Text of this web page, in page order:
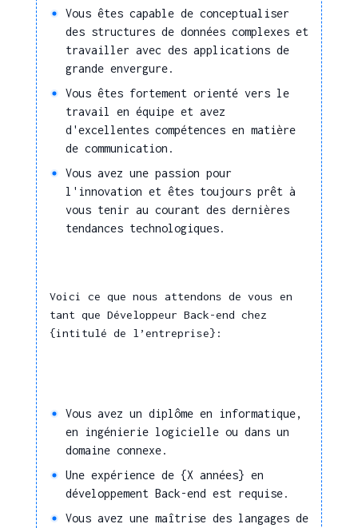
Garantir le bon
fonctionnement, la
disponibilité et la
solution logicielle
Collaboration
proposition, un projet
Apprentissage
et
ses connaissances
Animation
Management
ressources d'un projet
selon les besoins et
contraintes
XML
Application web
Architecture propriétaire
Business Intelligence (BI) /
Informatique décisionnelle
Informatique de gestion
Informatique scientifique et
technique
Progiciels de gestion intégrée
d'entreprise (ERP)
Ordinateur (PAO)
Système embarqué
Finance
Gestion commerciale, relation
clients
Gestion de configuration
Informatique industrielle
Vous êtes capable de conceptualiser
des structures de données complexes et
travailler avec des applications de
grande envergure.
Vous êtes fortement orienté vers le
travail en équipe et avez
d'excellentes compétences en matière
de communication.
Vous avez une passion pour
l'innovation et êtes toujours prêt à
vous tenir au courant des dernières
tendances technologiques.
Voici ce que nous attendons de vous en
tant que Développeur Back-end chez
{intitulé de l’entreprise}:
Vous avez un diplôme en informatique,
en ingénierie logicielle ou dans un
domaine connexe.
Une expérience de {X années} en
développement Back-end est requise.
Vous avez une maîtrise des langages de